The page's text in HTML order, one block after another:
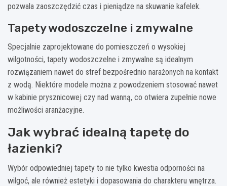
pozwala zaoszczędzić czas i pieniądze na skuwanie kafelek.
Tapety wodoszczelne i zmywalne
Specjalnie zaprojektowane do pomieszczeń o wysokiej
wilgotności, tapety wodoszczelne i zmywalne są idealnym
rozwiązaniem nawet do stref bezpośrednio narażonych na kontakt
z wodą. Niektóre modele można z powodzeniem stosować nawet
w kabinie prysznicowej czy nad wanną, co otwiera zupełnie nowe
możliwości aranżacyjne.
Jak wybrać idealną tapetę do
łazienki?
Wybór odpowiedniej tapety to nie tylko kwestia odporności na
wilgoć, ale również estetyki i dopasowania do charakteru wnętrza.